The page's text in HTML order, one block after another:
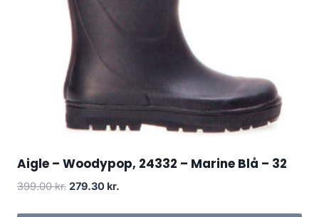
Aigle – Woodypop, 24332 – Marine Blå – 32
399.00kr. Den
279.30 kr.